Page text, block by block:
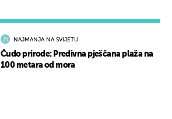
NAJMANJA NA SVIJETU
Čudo prirode: Predivna pješčana plaža na
100 metara od mora